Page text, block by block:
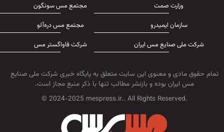
وزارت صمت
سازمان ایمیدرو
شرکت ملی صنایع مس ایران
مجتمع مس سونگون
مجتمع مس دره‌آلو
شرکت فاواگستر مس
تمام حقوق مادی و معنوی این سایت متعلق به پایگاه خبری شرکت ملی صنایع
مس ایران بوده و بازنشر مطالب تنها با ذکر منبع مجاز است.
© 2024-2025 mespress.ir.. All Rights Reserved.